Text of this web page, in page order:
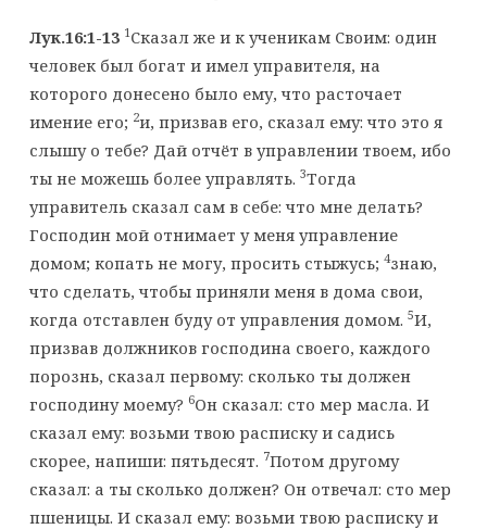
Лук.16:1-13 1Сказал же и к ученикам Своим: один
человек был богат и имел управителя, на
которого донесено было ему, что расточает
имение его; 2и, призвав его, сказал ему: что это я
слышу о тебе? Дай отчёт в управлении твоем, ибо
ты не можешь более управлять. 3Тогда
управитель сказал сам в себе: что мне делать?
Господин мой отнимает у меня управление
домом; копать не могу, просить стыжусь; 4знаю,
что сделать, чтобы приняли меня в дома свои,
когда отставлен буду от управления домом. 5И,
призвав должников господина своего, каждого
порознь, сказал первому: сколько ты должен
господину моему? 6Он сказал: сто мер масла. И
сказал ему: возьми твою расписку и садись
скорее, напиши: пятьдесят. 7Потом другому
сказал: а ты сколько должен? Он отвечал: сто мер
пшеницы. И сказал ему: возьми твою расписку и